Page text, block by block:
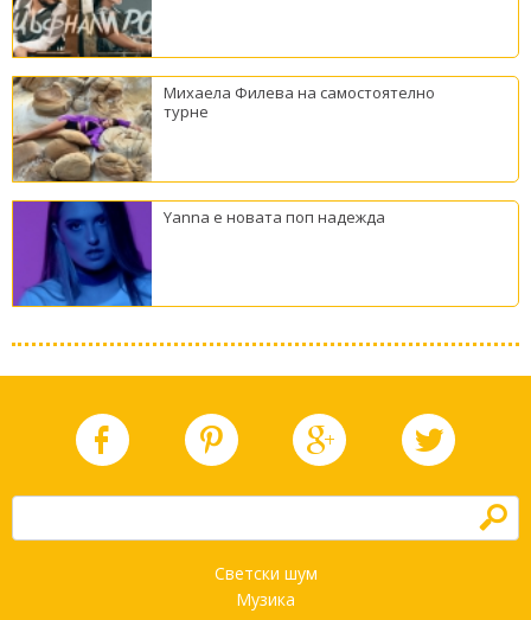
Михаела Филева на самостоятелно
турне
Yanna е новата поп надежда
h
Светски шум
Музика